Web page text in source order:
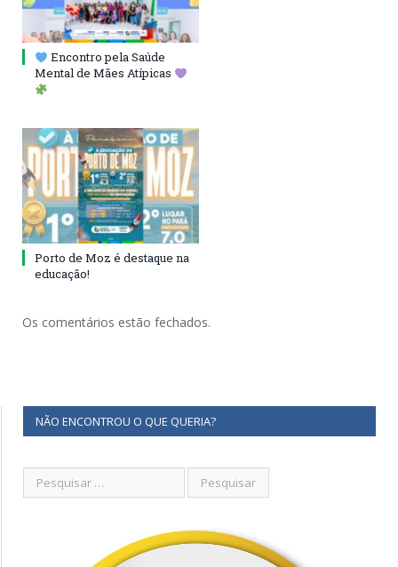
Encontro pela Saúde
Mental de Mães Atípicas
Porto de Moz é destaque na
educação!
Os comentários estão fechados.
NÃO ENCONTROU O QUE QUERIA?